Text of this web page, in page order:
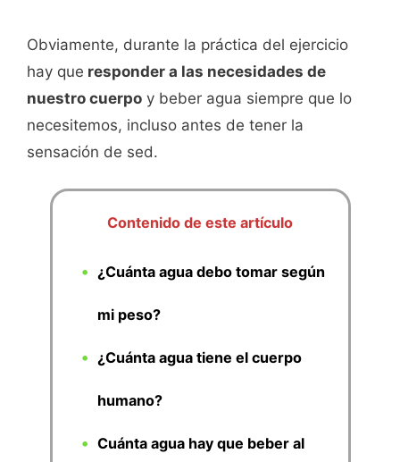
Obviamente, durante la práctica del ejercicio
hay que responder a las necesidades de
nuestro cuerpo y beber agua siempre que lo
necesitemos, incluso antes de tener la
sensación de sed.
Contenido de este artículo
¿Cuánta agua debo tomar según
mi peso?
¿Cuánta agua tiene el cuerpo
humano?
Cuánta agua hay que beber al